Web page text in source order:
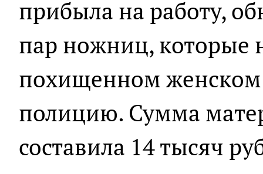
прибыла на работу,
пар ножниц, которые
похищенном женском
полицию. Сумма
составила 14 тысяч